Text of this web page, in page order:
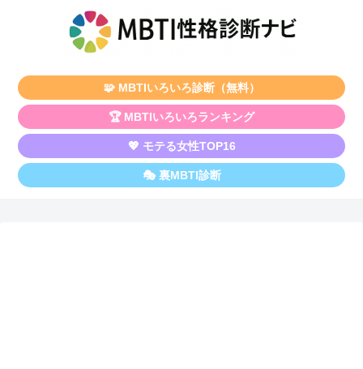
🧩 MBTIいろいろ診断（無料）
🏆 MBTIいろいろランキング
💖 モテる女性TOP16
🎭 裏MBTI診断